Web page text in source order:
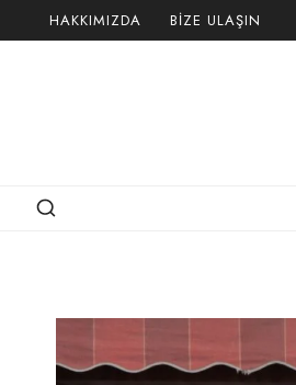
to
HAKKIMIZDA BIZE ULAŞIN